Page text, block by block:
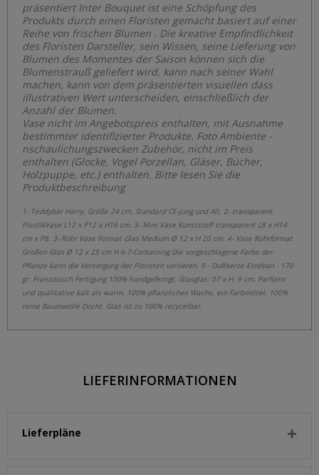
präsentiert Inter Bouquet ist eine Schöpfung des
Produkts durch einen Floristen gemacht basiert auf einer
Reihe von frischen Blumen . Die kreative Empfindlichkeit
des Floristen Darsteller, sein Wissen, seine Lieferung von
Blumen des Momentes der Saison können sich die
Blumenstrauß geliefert wird, kann nach seiner Wahl
machen, kann von dem präsentierten visuellen dass
illustrativen Wert unterscheiden, einschließlich der
Anzahl der Blumen.
Vase nicht im Angebotspreis enthalten, mit Ausnahme
bestimmter identifizierter Produkte. Foto Ambiente -
nschaulichungszwecken Zubehör, nicht im Preis
enthalten (Glocke, Vogel Porzellan, Gläser, Bücher,
Holzpuppe, etc.) enthalten. Bitte lesen Sie die
Produktbeschreibung
1- Teddybär Harry, Größe 24 cm, Standard CE-Jung und Alt. 2- transparent
PlastikVase L12 x P12 x H16 cm. 3- Mini Vase Kunststoff transparent L8 x H14
cm x P8. 3- Rohr Vase Format Glas Medium Ø 12 x H 20 cm. 4- Vase Rohrformat
Großen Glas Ø 12 x 25 cm H 6-7-Containing Die vorgeschlagene Farbe der
Pflanze kann die Versorgung der Floristen variieren. 9 - Duftkerze Estéban - 170
gr. Französisch Fertigung 100% handgefertigt. Glasglas: 07 x H. 9 cm. Parfüms
und qualitative kalt als warm. 100% pflanzliches Wachs, ein Farbmittel. 100%
reine Baumwolle Docht. Glas ist zu 100% recycelbar.
LIEFERINFORMATIONEN
Lieferpläne